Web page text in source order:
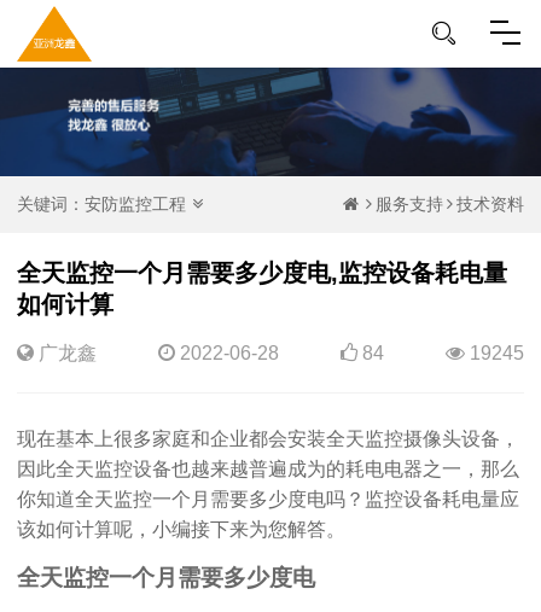
关键词： 安防监控工程 服务支持 技术资料
全天监控一个月需要多少度电,监控设备耗电量
如何计算
广龙鑫 2022-06-28 84 19245
现在基本上很多家庭和企业都会安装全天监控摄像头设备，
因此全天监控设备也越来越普遍成为的耗电电器之一，那么
你知道全天监控一个月需要多少度电吗？监控设备耗电量应
该如何计算呢，小编接下来为您解答。
全天监控一个月需要多少度电